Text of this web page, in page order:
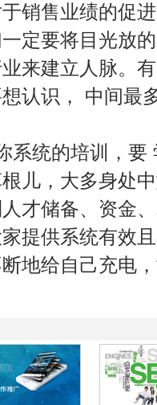
销售业绩的促
定要将目光放
来建立人脉。
想认识， 中间最
系统的培训，要
儿，大多身处
才储备、资金
提供系统有效
地给自己充电